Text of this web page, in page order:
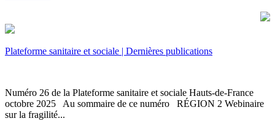
Plateforme sanitaire et sociale | Dernières publications
Numéro 26 de la Plateforme sanitaire et sociale Hauts-de-France
octobre 2025 Au sommaire de ce numéro RÉGION 2 Webinaire
sur la fragilité...